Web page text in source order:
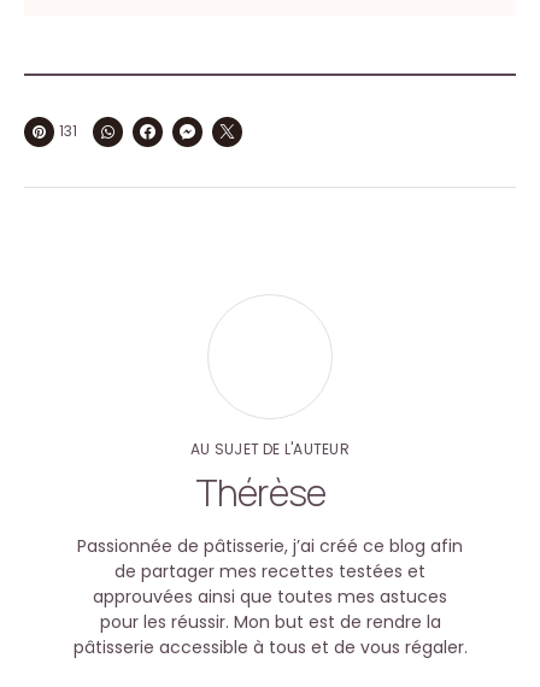
131
AU SUJET DE L'AUTEUR
Thérèse
Passionnée de pâtisserie, j’ai créé ce blog afin
de partager mes recettes testées et
approuvées ainsi que toutes mes astuces
pour les réussir. Mon but est de rendre la
pâtisserie accessible à tous et de vous régaler.